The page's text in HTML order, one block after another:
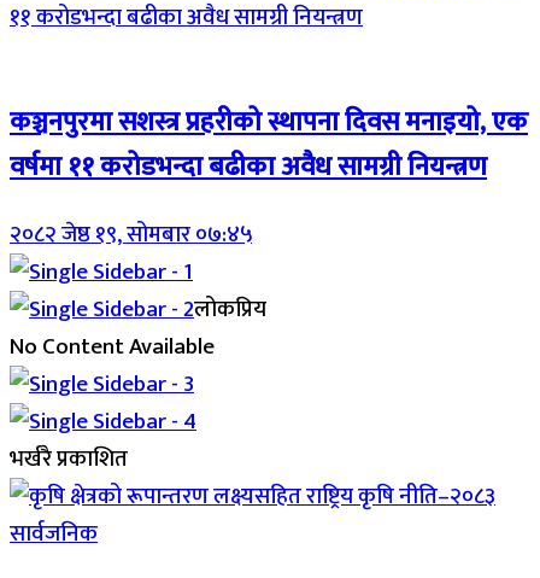
कञ्चनपुरमा सशस्त्र प्रहरीको स्थापना दिवस मनाइयो, एक
वर्षमा ११ करोडभन्दा बढीका अवैध सामग्री नियन्त्रण
२०८२ जेष्ठ १९, सोमबार ०७:४५
लोकप्रिय
No Content Available
भर्खरै प्रकाशित